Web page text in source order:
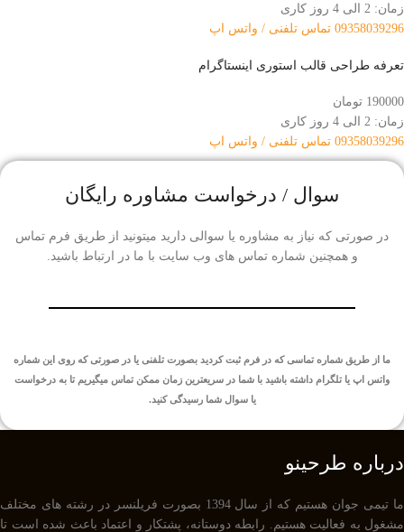
زمان: 2 الی 4 روز کاری
09358039296 تماس تلفنی / واتس اپ
تعرفه طراحی قالب استوری اینستاگرام
190000 تومان
زمان: 2 الی 4 روز کاری
09358039296 تماس تلفنی / واتس اپ
سوال / درخواست مشاوره رایگان
در صورتی که نیاز به مشاوره یا سوالی دارید میتونید از طریق فرم تماس
و همچنین شماره تماس های وب سایت با ما در ارتباط باشید.
ما از طریق شماره تماسی که در فرم ثبت کردید بصورت تلفنی یا در صورتی که روی این شماره
واتس اپ یا تلگرام داشته باشید با شما در سریعترین زمان ممکن تماس میگیریم تا به درخواست
یا سوال شما رسیدگی کنید.
درباره طرحینو
ما تیمی جوان هستیم که از سال 1394 بصورت فریلنسر در رشته های مختلف
مشغول به فعالیت هستیم. رابطه دوستانه، پشتکار و اعتماد باعث شده است تا